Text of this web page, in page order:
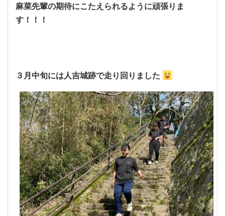
麻菜先輩の期待にこたえられるように頑張りま
す！！！
３月中旬には人吉城跡で走り回りました